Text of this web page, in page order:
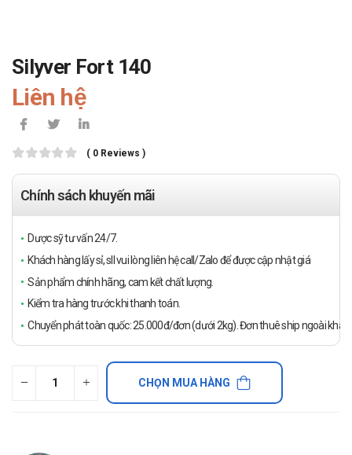
Silyver Fort 140
Liên hệ
( 0 Reviews )
Chính sách khuyến mãi
Dược sỹ tư vấn 24/7.
Khách hàng lấy sỉ, sll vui lòng liên hệ call/Zalo để được cập nhật giá
Sản phẩm chính hãng, cam kết chất lượng.
Kiểm tra hàng trước khi thanh toán.
Chuyển phát toàn quốc: 25.000đ/đơn (dưới 2kg). Đơn thuê ship ngoài
CHỌN MUA HÀNG